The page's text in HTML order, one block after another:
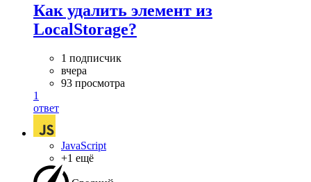
Как удалить элемент из
LocalStorage?
1 подписчик
вчера
93 просмотра
1
ответ
JavaScript
+1 ещё